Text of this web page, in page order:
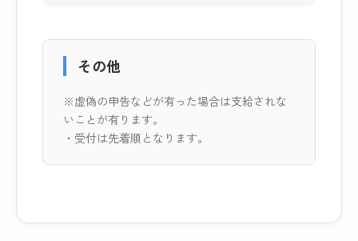
その他
※虚偽の申告などが有った場合は支給されな
いことが有ります。
・受付は先着順となります。